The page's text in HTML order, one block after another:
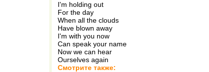
I'm holding out
For the day
When all the clouds
Have blown away
I'm with you now
Can speak your name
Now we can hear
Ourselves again
Смотрите также: